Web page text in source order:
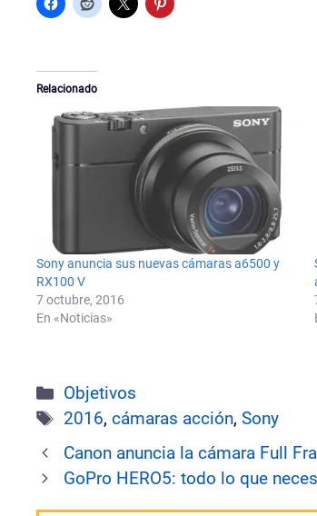
Relacionado
Sony anuncia sus nuevas cámaras a6500 y
RX100 V
7 octubre, 2016
En «Noticias»
Categorías
Objetivos
Etiquetas
2016, cámaras acción, Sony
Canon anuncia la cámara Full
GoPro HERO5: todo lo que